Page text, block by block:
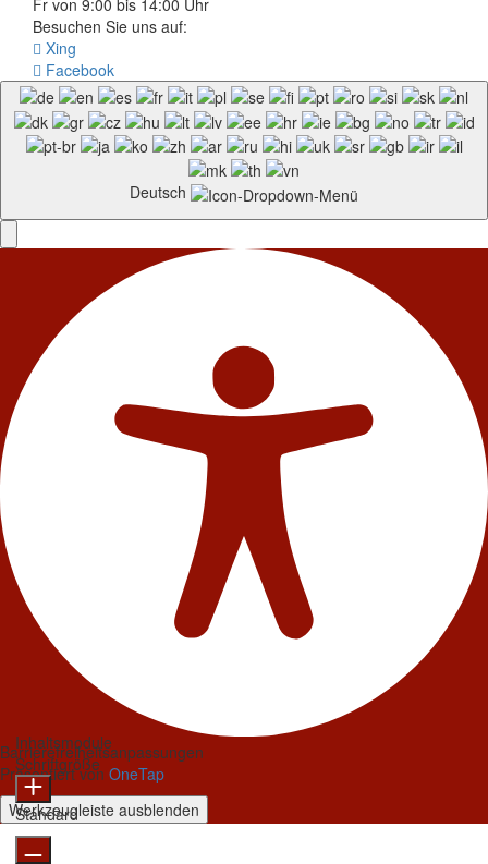
Fr von 9:00 bis 14:00 Uhr
Besuchen Sie uns auf:
Xing
Facebook
Deutsch
Barrierefreiheitsanpassungen
Präsentiert von OneTap
Werkzeugleiste ausblenden
Inhaltsmodule
Schriftgröße
Standard